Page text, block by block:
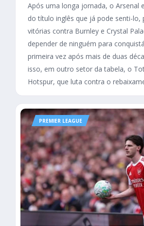
Após uma longa jornada, o Arsenal
do título inglês que já pode senti-lo,
vitórias contra Burnley e Crystal
depender de ninguém para
primeira vez após mais de duas
isso, em outro setor da tabela, o
Hotspur, que luta contra o
PREMIER LEAGUE